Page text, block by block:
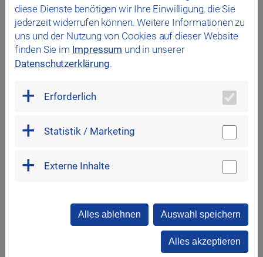
VielfältigeAus- undWeiter­bildungs­möglichkeiten
Schutz und Stärkung von
/ Vereinbarkeit von
diese Dienste benötigen wir Ihre Einwilligung, die Sie
jederzeit widerrufen können. Weitere Informationen zu
uns und der Nutzung von Cookies auf dieser Website
finden Sie im Impressum und in unserer
Datenschutzerklärung.
Erforderlich
Statistik / Marketing
Externe Inhalte
Alles ablehnen Auswahl speichern
Alles akzeptieren